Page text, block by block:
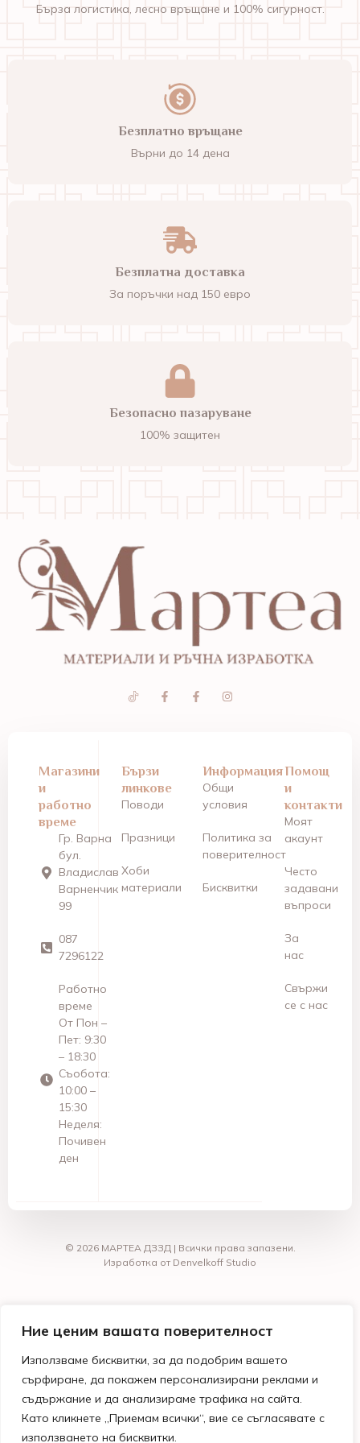
Ние ценим вашата поверителност
Използваме бисквитки, за да подобрим вашето
сърфиране, да покажем персонализирани реклами и
съдържание и да анализираме трафика на сайта.
Като кликнете „Приемам всички“, вие се съгласявате с
използването на бисквитки.
Бърза логистика, лесно връщане и 100% сигурност.
Безплатно връщане
Върни до 14 дена
Безплатна доставка
За поръчки над 150 евро
Безопасно пазаруване
100% защитен
Магазини
и
работно
време
Гр. Варна
бул.
Владислав
Варненчик
99
087
7296122
Работно
време
От Пон –
Пет: 9:30
– 18:30
Съобота:
10:00 –
15:30
Неделя:
Почивен
ден
Бързи
линкове
Поводи
Празници
Хоби
материали
Информация
Общи
условия
Политика за
поверителност
Бисквитки
Помощ
и
контакти
Моят
акаунт
Често
задавани
въпроси
За
нас
Свържи
се с нас
© 2026 МАРТЕА ДЗЗД | Всички права запазени.
Изработка от Denvelkoff Studio